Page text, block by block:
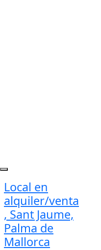
Local en
alquiler/venta
, Sant Jaume,
Palma de
Mallorca